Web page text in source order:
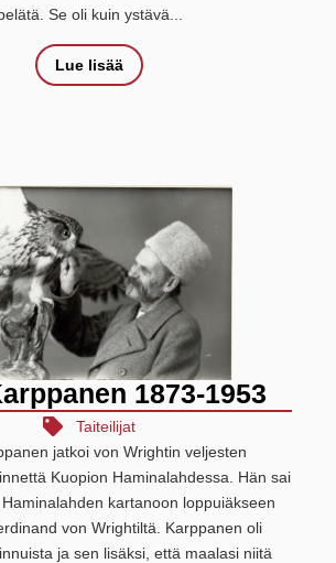
Se oli kuin ystävä...
Lue lisää
1873-1953
Taiteilijat
jatkoi von Wrightin veljesten
Kuopion Haminalahdessa. Hän sai
kartanoon loppuiäkseen
von Wrightiltä. Karppanen oli
ja sen lisäksi, että maalasi niitä